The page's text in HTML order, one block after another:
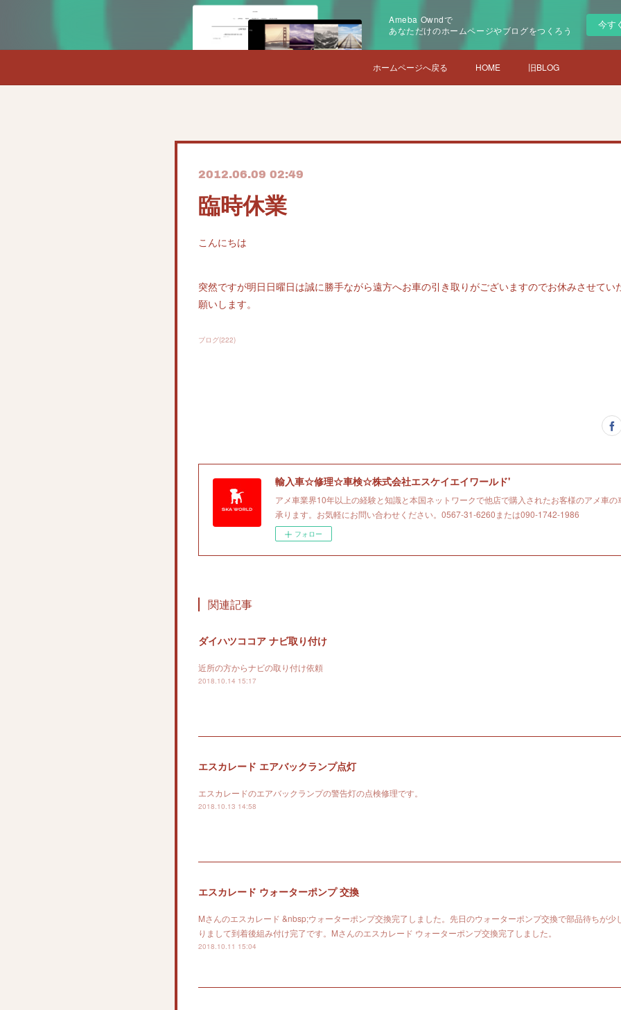
Ameba Owndで
あなただけのホームページやブログをつくろう
今す
ホームページへ戻る HOME 旧BLOG
2012.06.09 02:49
臨時休業
こんにちは
突然ですが明日日曜日は誠に勝手ながら遠方へお車の引き取りがございますのでお休みさせてい
願いします。
ブログ(222)
輸入車☆修理☆車検☆株式会社エスケイエイワールド'
アメ車業界10年以上の経験と知識と本国ネットワークで他店で購入されたお客様のアメ車
承ります。お気軽にお問い合わせください。0567-31-6260または090-1742-1986
フォロー
関連記事
ダイハツココア ナビ取り付け
近所の方からナビの取り付け依頼
2018.10.14 15:17
エスカレード エアバックランプ点灯
エスカレードのエアバックランプの警告灯の点検修理です。
2018.10.13 14:58
エスカレード ウォーターポンプ 交換
Mさんのエスカレード &nbsp;ウォーターポンプ交換完了しました。先日のウォーターポンプ交換で部品待ちが少
りまして到着後組み付け完了です。Mさんのエスカレード ウォーターポンプ交換完了しました。
2018.10.11 15:04